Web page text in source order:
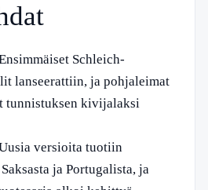
Schleich-
lanseerattiin, ja pohjaleimat
tunnistuksen kivijalaksi
versioita tuotiin
ja Portugalista, ja